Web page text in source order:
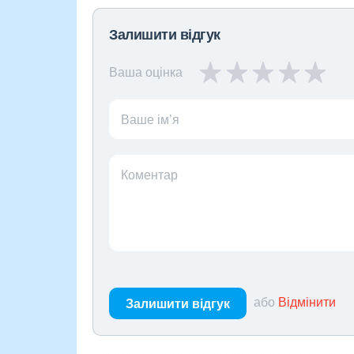
Залишити відгук
Ваша оцінка
Ваше ім’я
Коментар
Залишити відгук або Відмінити